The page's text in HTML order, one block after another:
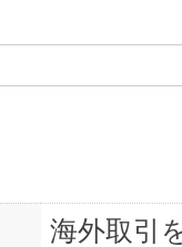
海外取引